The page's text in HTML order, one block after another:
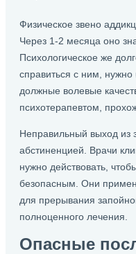
Физическое звено
Через 1-2 месяца оно
Психологическое же
справиться с ним, нужно
должные волевые
психотерапевтом,
Неправильный выход из
абстиненцией. Врачи
нужно действовать,
безопасным. Они
для прерывания
полноценного лечения.
Опасные